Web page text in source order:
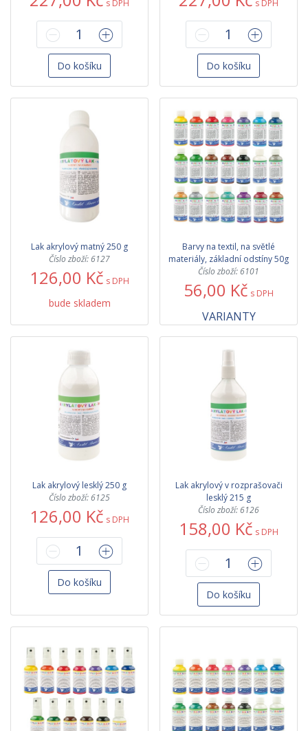
s DPH
Do košíku
s DPH
Do košíku
Lak akrylový matný 250 g
Číslo zboží: 6127
126,00 Kč s DPH
bude skladem
Barvy na textil, na světlé
materiály, základní odstíny 50g
Číslo zboží: 6101
56,00 Kč s DPH
VARIANTY
Lak akrylový lesklý 250 g
Číslo zboží: 6125
126,00 Kč s DPH
Do košíku
Lak akrylový v rozprašovači
lesklý 215 g
Číslo zboží: 6126
158,00 Kč s DPH
Do košíku